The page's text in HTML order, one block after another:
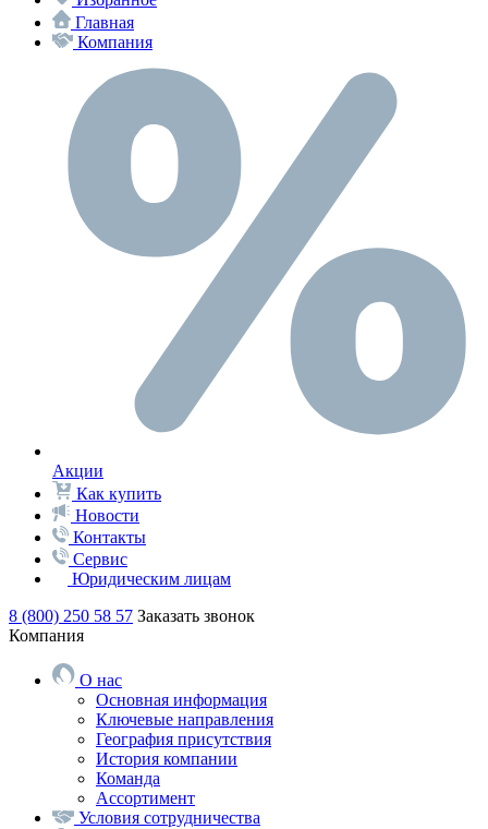
Главная
Компания
Акции
Как купить
Новости
Контакты
Сервис
Юридическим лицам
8 (800) 250 58 57 Заказать звонок
Компания
О нас
Основная информация
Ключевые направления
География присутствия
История компании
Команда
Ассортимент
Условия сотрудничества